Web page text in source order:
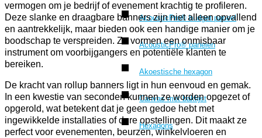
AcousticPro® budget paneel
AcousticPro® panelen
Akoestische hexagon
Canvas met baklijst
Hexagons
vermogen om je bedrijf of evenement krachtig te profileren.
Deze slanke en draagbare banners zijn niet alleen opvallend
en aantrekkelijk, maar bieden ook een handige manier om je
boodschap te verspreiden. Ze vormen een onmisbaar
instrument om voorbijgangers en potentiële klanten te
bereiken.
De kracht van rollup banners ligt in hun eenvoud en gemak.
In een kwestie van seconden kunnen ze worden opgezet of
opgerold, wat betekent dat je geen gedoe hebt met
ingewikkelde installaties of dure opstellingen. Dit maakt ze
perfect voor evenementen, beurzen, winkelvloeren en